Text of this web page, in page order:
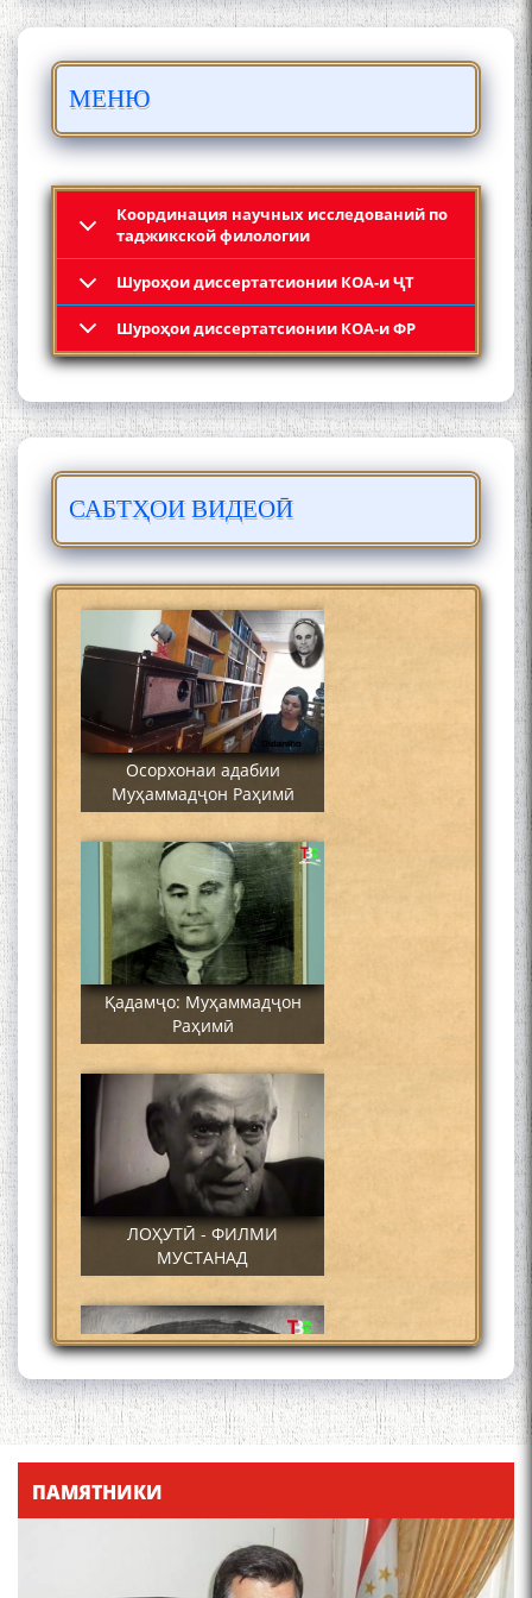
МЕНЮ
Координация научных исследований по
таджикской филологии
Шyроҳои диссертатсионии КОА-и ҶТ
Шyроҳои диссертатсионии КОА-и ФР
САБТҲОИ ВИДЕОӢ
БО 4 000 000 СОМОНӢ
ПАЙКАРА ВА ОСОРХОНАИ
ШУД!
Кадамчо Худои Шарифзода
Сайре дар Осорхона
Муҳаммадҷон Раҳимӣ
Осорхонаи адабии
Муҳаммадҷон Раҳимӣ
Қадамҷо: Муҳаммадҷон
Раҳимӣ
ЛОҲУТӢ - ФИЛМИ
МУСТАНАД
Қадамҷо - Лоҳутӣ
ПАМЯТНИКИ